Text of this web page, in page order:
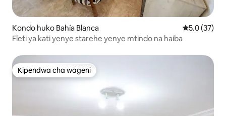
Kondo huko Bahía Blanca Ukadiriaji
5.0 (37)
Fleti ya kati yenye starehe yenye mtindo na haiba
Kipendwa cha wageni
Kipendwa cha wageni